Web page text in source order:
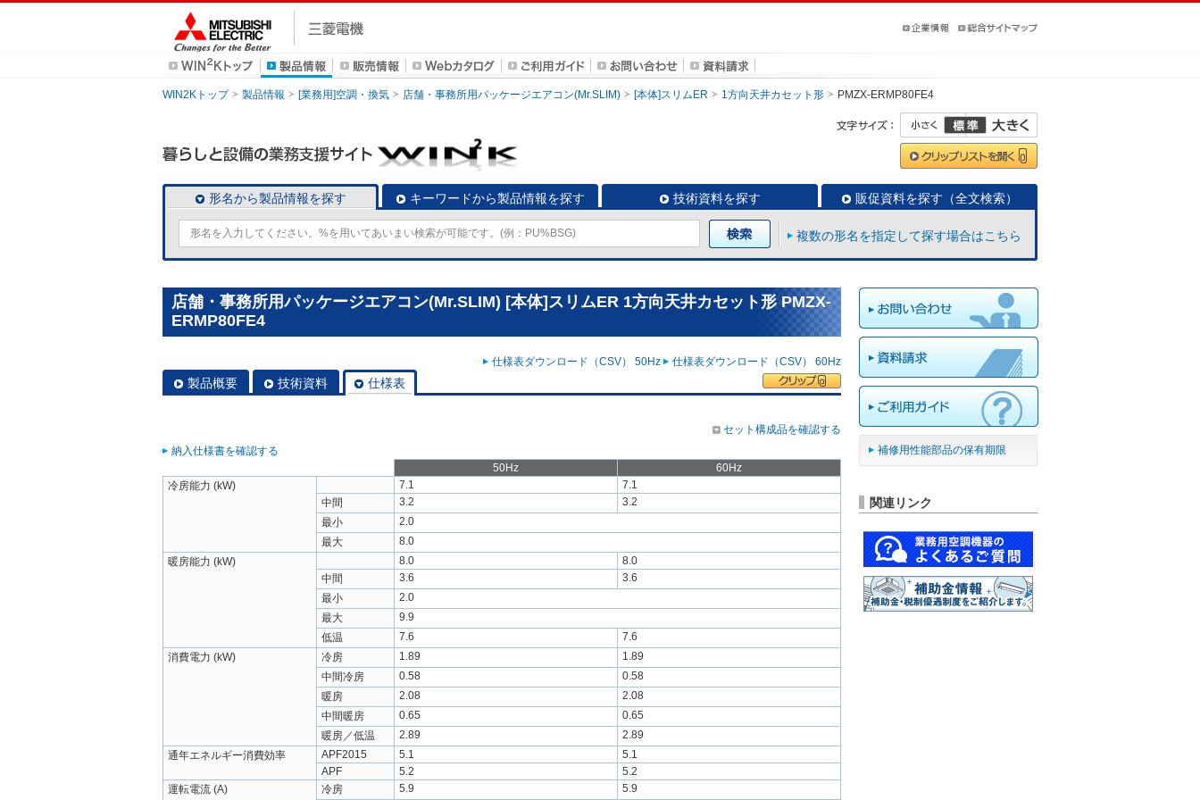
WIN2Kトップ 製品情報 [業務用]空調・換気 店舗・事務所用パッケージエアコン(Mr.SLIM) [本体]スリムER 1方向天井カセット形 PMZX-ERMP80FE4
形名から製品情報を探す キーワードから製品情報を探す 技術資料を探す 販促資料を探す（全文検索）
複数の形名を指定して探す場合はこちら
店舗・事務所用パッケージエアコン(Mr.SLIM) [本体]スリムER 1方向天井カセット形 PMZX-
ERMP80FE4
仕様表ダウンロード（CSV） 50Hz 仕様表ダウンロード（CSV） 60Hz
製品概要 技術資料 仕様表
セット構成品を確認する
納入仕様書を確認する
50Hz
60Hz
冷房能力 (kW)
7.1
7.1
中間
3.2
3.2
最小
2.0
最大
8.0
暖房能力 (kW)
8.0
8.0
中間
3.6
3.6
最小
2.0
最大
9.9
低温
7.6
7.6
消費電力 (kW)
冷房 1.89
1.89
中間冷房
0.58
0.58
暖房
2.08
2.08
中間暖房
0.65
0.65
暖房／低温
2.89
2.89
通年エネルギー消費効率
APF2015 5.1
5.1
APF
5.2
5.2
運転電流 (A)
冷房 5.9
5.9
補修用性能部品の保有期限
関連リンク